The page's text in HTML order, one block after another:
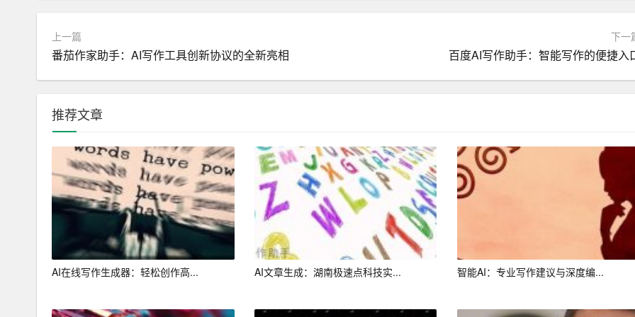
4. 促进文学创新
三、科技与文学融合的挑战
1. 创作归属问题
随着AI写作助手在文学创作中的应用，作品的创作归属问题日益引起关注。如何界定AI助手与创作者之间的知识
产权成为一大难题。
2. 作品质量评判标准
在AI写作助手帮助下创作的作品，其质量评判标准成为了一个问题。传统的文学评价体系是否适用于AI创作的作
上一篇
番茄作家助手：AI写作工具创新协议的全新亮相
下一
百度AI写作助手：智能写作的便捷入
推荐文章
AI在线写作生成器：轻松创作高... AI文章生成：湖南极速点科技实... 智能AI：专业写作建议与深度编...